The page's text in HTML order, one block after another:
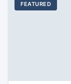
FEATURED